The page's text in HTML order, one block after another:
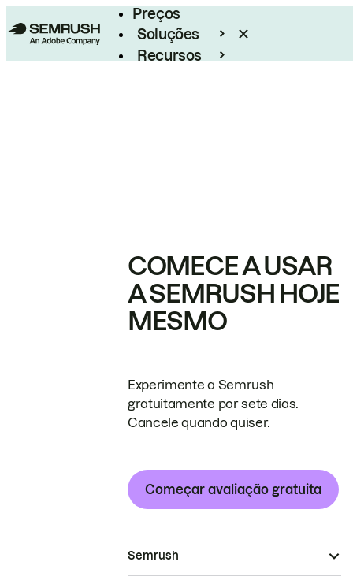
Preços
Soluções
Recursos
COMECE A USAR
A SEMRUSH HOJE
MESMO
Experimente a Semrush
gratuitamente por sete dias.
Cancele quando quiser.
Começar avaliação gratuita
Semrush